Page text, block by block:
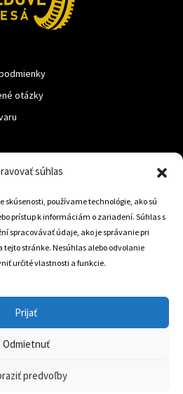
súhlas
skúsenosti, používame technológie, ako sú
prístup k informáciám o zariadení. Súhlas s
spracovávať údaje, ako je správanie pri
stránke. Nesúhlas alebo odvolanie
určité vlastnosti a funkcie.
Prijať
Odmietnuť
predvoľby
otázky
234
Český Eshop